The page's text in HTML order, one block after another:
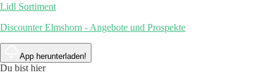
Lidl Sortiment
Discounter Elmshorn - Angebote und Prospekte
App herunterladen!
Du bist hier